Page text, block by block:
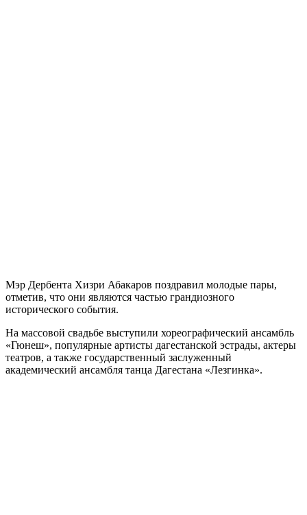
Мэр Дербента Хизри Абакаров поздравил молодые пары,
отметив, что они являются частью грандиозного
исторического события.
На массовой свадьбе выступили хореографический ансамбль
«Гюнеш», популярные артисты дагестанской эстрады, актеры
театров, а также государственный заслуженный
академический ансамбля танца Дагестана «Лезгинка».